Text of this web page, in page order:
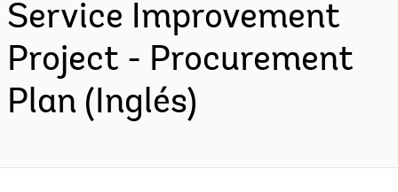
Service Improvement
Project - Procurement
Plan (Inglés)